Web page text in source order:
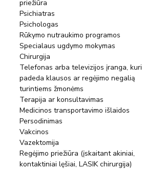
priežiūra
Psichiatras
Psichologas
Rūkymo nutraukimo programos
Specialaus ugdymo mokymas
Chirurgija
Telefonas arba televizijos įranga, kuri
padeda klausos ar regėjimo negalią
turintiems žmonėms
Terapija ar konsultavimas
Medicinos transportavimo išlaidos
Persodinimas
Vakcinos
Vazektomija
Regėjimo priežiūra (įskaitant akiniai,
kontaktiniai lęšiai, LASIK chirurgija)